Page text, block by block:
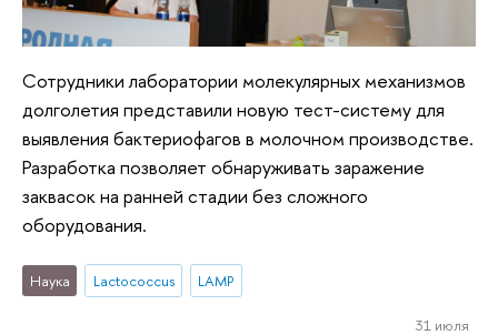
Сотрудники лаборатории молекулярных механизмов
долголетия представили новую тест-систему для
выявления бактериофагов в молочном производстве.
Разработка позволяет обнаруживать заражение
заквасок на ранней стадии без сложного
оборудования.
Наука Lactococcus LAMP
31 июля